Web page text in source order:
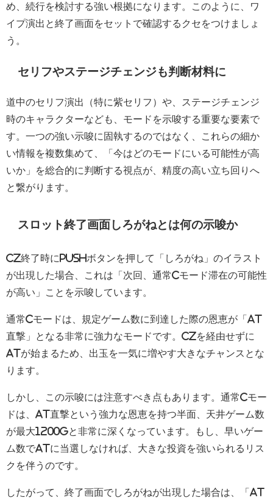
め、続行を検討する強い根拠になります。このように、ワ
イプ演出と終了画面をセットで確認するクセをつけましょ
う。
セリフやステージチェンジも判断材料に
道中のセリフ演出（特に紫セリフ）や、ステージチェンジ
時のキャラクターなども、モードを示唆する重要な要素で
す。一つの強い示唆に固執するのではなく、これらの細か
い情報を複数集めて、「今はどのモードにいる可能性が高
いか」を総合的に判断する視点が、精度の高い立ち回りへ
と繋がります。
スロット終了画面しろがねとは何の示唆か
CZ終了時にPUSHボタンを押して「しろがね」のイラスト
が出現した場合、これは「次回、通常Cモード滞在の可能性
が高い」ことを示唆しています。
通常Cモードは、規定ゲーム数に到達した際の恩恵が「AT
直撃」となる非常に強力なモードです。CZを経由せずに
ATが始まるため、出玉を一気に増やす大きなチャンスとな
ります。
しかし、この示唆には注意すべき点もあります。通常Cモー
ドは、AT直撃という強力な恩恵を持つ半面、天井ゲーム数
が最大1200Gと非常に深くなっています。もし、早いゲー
ム数でATに当選しなければ、大きな投資を強いられるリス
クを伴うのです。
したがって、終了画面でしろがねが出現した場合は、「AT